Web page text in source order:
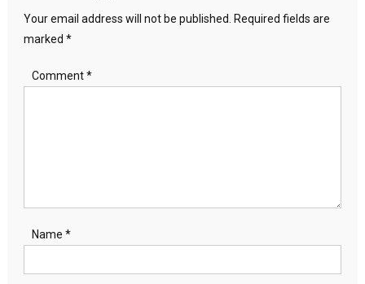
Your email address will not be published.
Required fields are
marked *
Comment*
Name *